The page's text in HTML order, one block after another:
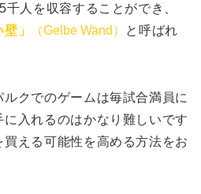
人を収容することができ、
壁」 （Gelbe Wand） と呼ばれ
クでのゲームは毎試合満員に
入れるのはかなり難しいです
える可能性を高める方法をお